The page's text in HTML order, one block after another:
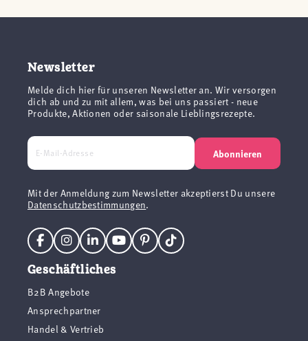
Newsletter
Melde dich hier für unseren Newsletter an. Wir versorgen
dich ab und zu mit allem, was bei uns passiert - neue
Produkte, Aktionen oder saisonale Lieblingsrezepte.
Abonnieren
Mit der Anmeldung zum Newsletter akzeptierst Du unsere
Datenschutzbestimmungen.
Geschäftliches
B2B Angebote
Ansprechpartner
Handel & Vertrieb